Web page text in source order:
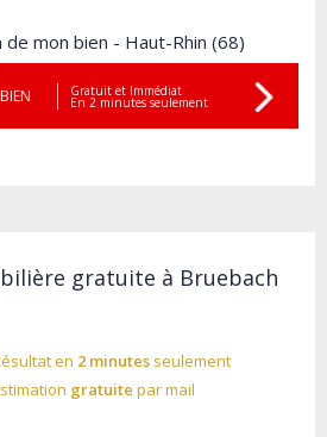
mon bien - Haut-Rhin (68)
Gratuit et Immédiat
En 2 minutes seulement
gratuite à Bruebach
en 2 minutesseulement
gratuite par mail